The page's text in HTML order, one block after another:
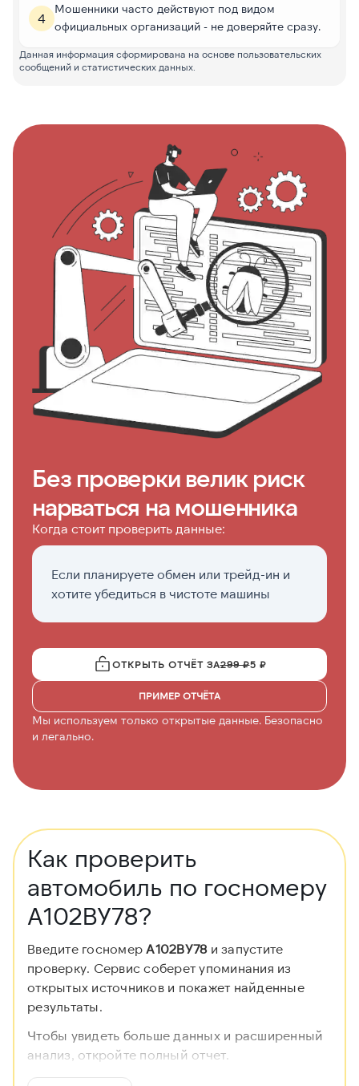
4
Мошенники часто действуют под видом
официальных организаций - не доверяйте сразу.
Данная информация сформирована на основе пользовательских
сообщений и статистических данных.
Без проверки велик риск
нарваться на мошенника
Когда стоит проверить данные:
Если планируете обмен или трейд-ин и
хотите убедиться в чистоте машины
ОТКРЫТЬ ОТЧЁТ ЗА299 ₽5 ₽
ПРИМЕР ОТЧЁТА
Мы используем только открытые данные. Безопасно
и легально.
Как проверить
автомобиль по госномеру
А102ВУ78?
Введите госномерА102ВУ78и запустите
проверку. Сервис соберет упоминания из
открытых источников и покажет найденные
результаты.
Чтобы увидеть больше данных и расширенный
анализ, откройте полный отчет.